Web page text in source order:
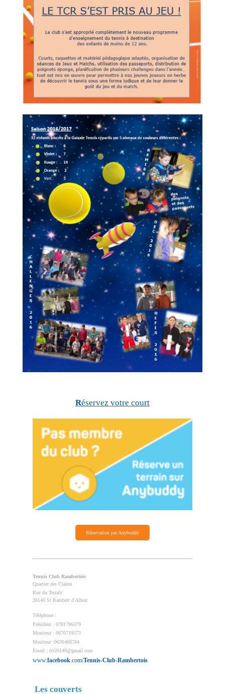
Réservez votre court
Réservation par Anybuddy
Tennis Club Rambertois
Quartier des Claires
Rue du Terraly
26140 St Rambert d'Albon
Téléphone :
Président : 0781796379
Moniteur : 0670719373
Moniteur :0630469784
Email : tcr26140@gmail.com
www.facebook .com/Tennis-Club-Rambertois
Les couverts